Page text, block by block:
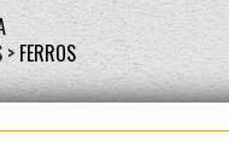
> FERROS